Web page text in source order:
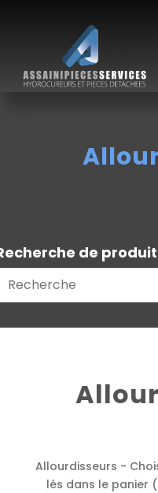
de produit
Allourdisseurs -
lés dans le panier